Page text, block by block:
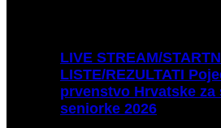
LIVE STREAM/
LISTE/REZULTATI
prvenstvo Hrvatske za
seniorke 2026